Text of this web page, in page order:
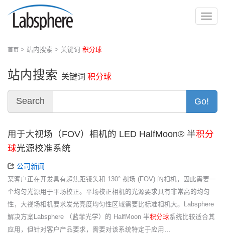
切
首页 > 站内搜索 > 关键词 积分球
站内搜索 关键词 积分球
Search Go!
用于大视场（FOV）相机的 LED HalfMoon® 半积分
球光源校准系统
公司新闻
某客户正在开发具有超焦距镜头和 130° 视场 (FOV) 的相机，因此需要一
个均匀光源用于平场校正。平场校正相机的光源要求具有非常高的均匀
性，大视场相机要求发光亮度均匀性区域需要比标准相机大。Labsphere
解决方案Labsphere （蓝菲光学）的 HalfMoon 半积分球系统比较适合其
应用，但针对客户产品要求，需要对该系统特定于应用…